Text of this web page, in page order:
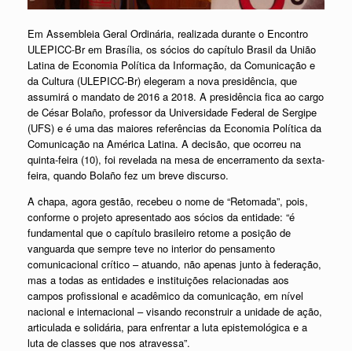
Em Assembleia Geral Ordinária, realizada durante o Encontro
ULEPICC-Br em Brasília, os sócios do capítulo Brasil da União
Latina de Economia Política da Informação, da Comunicação e
da Cultura (ULEPICC-Br) elegeram a nova presidência, que
assumirá o mandato de 2016 a 2018. A presidência fica ao cargo
de César Bolaño, professor da Universidade Federal de Sergipe
(UFS) e é uma das maiores referências da Economia Política da
Comunicação na América Latina. A decisão, que ocorreu na
quinta-feira (10), foi revelada na mesa de encerramento da sexta-
feira, quando Bolaño fez um breve discurso.
A chapa, agora gestão, recebeu o nome de “Retomada”, pois,
conforme o projeto apresentado aos sócios da entidade: “é
fundamental que o capítulo brasileiro retome a posição de
vanguarda que sempre teve no interior do pensamento
comunicacional crítico – atuando, não apenas junto à federação,
mas a todas as entidades e instituições relacionadas aos
campos profissional e acadêmico da comunicação, em nível
nacional e internacional – visando reconstruir a unidade de ação,
articulada e solidária, para enfrentar a luta epistemológica e a
luta de classes que nos atravessa”.